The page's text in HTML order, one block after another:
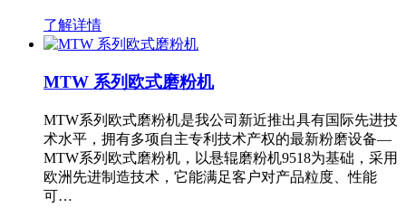
了解详情
MTW 系列欧式磨粉机
MTW系列欧式磨粉机是我公司新近推出具有国际先进技
术水平，拥有多项自主专利技术产权的最新粉磨设备—
MTW系列欧式磨粉机，以悬辊磨粉机9518为基础，采用
欧洲先进制造技术，它能满足客户对产品粒度、性能
可…